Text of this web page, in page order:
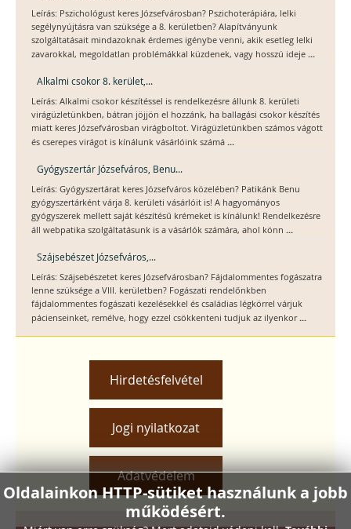
Leírás: Pszichológust keres Józsefvárosban? Pszichoterápiára, lelki
segélynyújtásra van szüksége a 8. kerületben? Alapítványunk
szolgáltatásait mindazoknak érdemes igénybe venni, akik esetleg lelki
zavarokkal, megoldatlan problémákkal küzdenek, vagy hosszú ideje ...
Alkalmi csokor 8. kerület,...
Leírás: Alkalmi csokor készítéssel is rendelkezésre állunk 8. kerületi
virágüzletünkben, bátran jöjjön el hozzánk, ha ballagási csokor készítés
miatt keres Józsefvárosban virágboltot. Virágüzletünkben számos vágott
és cserepes virágot is kínálunk vásárlóink számá ...
Gyógyszertár Józsefváros, Benu...
Leírás: Gyógyszertárat keres Józsefváros közelében? Patikánk Benu
gyógyszertárként várja 8. kerületi vásárlóit is! A hagyományos
gyógyszerek mellett saját készítésű krémeket is kínálunk! Rendelkezésre
áll webpatika szolgáltatásunk is a vásárlók számára, ahol könn ...
Szájsebészet Józsefváros,...
Leírás: Szájsebészetet keres Józsefvárosban? Fájdalommentes fogászatra
lenne szüksége a VIII. kerületben? Fogászati rendelőnkben
fájdalommentes fogászati kezelésekkel és családias légkörrel várjuk
pácienseinket, remélve, hogy ezzel csökkenteni tudjuk az ilyenkor ...
Hirdetésfelvétel
Jogi nyilatkozat
Adatvédelem
Oldalainkon HTTP-sütiket használunk a jobb
működésért.